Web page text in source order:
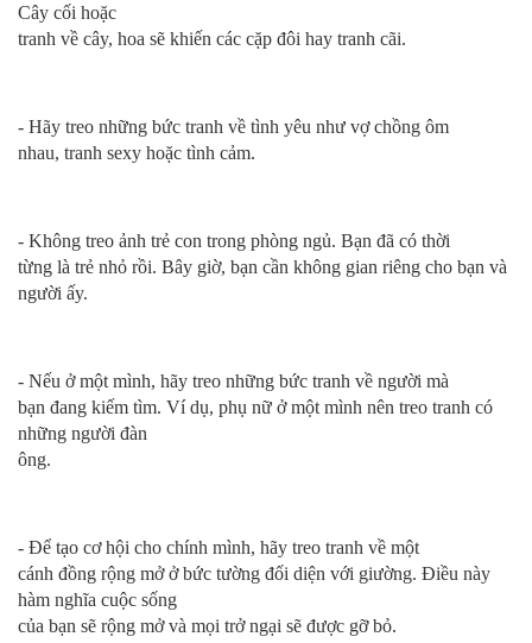
Cây cối hoặc
tranh về cây, hoa sẽ khiến các cặp đôi hay tranh cãi.
- Hãy treo những bức tranh về tình yêu như vợ chồng ôm
nhau, tranh sexy hoặc tình cảm.
- Không treo ảnh trẻ con trong phòng ngủ. Bạn đã có thời
từng là trẻ nhỏ rồi. Bây giờ, bạn cần không gian riêng cho bạn và
người ấy.
- Nếu ở một mình, hãy treo những bức tranh về người mà
bạn đang kiếm tìm. Ví dụ, phụ nữ ở một mình nên treo tranh có
những người đàn
ông.
- Để tạo cơ hội cho chính mình, hãy treo tranh về một
cánh đồng rộng mở ở bức tường đối diện với giường. Điều này
hàm nghĩa cuộc sống
của bạn sẽ rộng mở và mọi trở ngại sẽ được gỡ bỏ.